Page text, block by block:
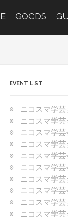
GOODS
EVENT LIST
ニコスマ学
ニコスマ学
ニコスマ学
ニコスマ学
ニコスマ学
ニコスマ学
ニコスマ学
ニコスマ学
ニコスマ学
ニコスマ学